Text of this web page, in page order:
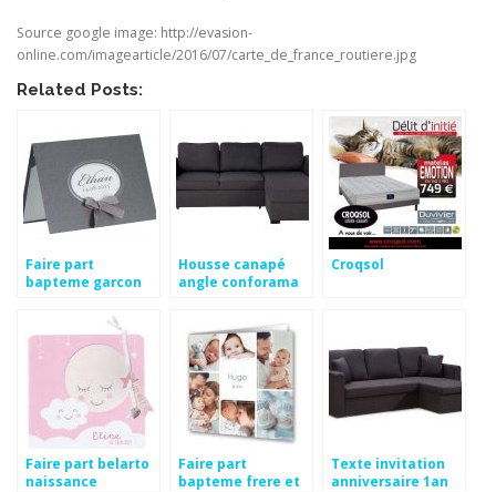
Source google image: http://evasion-
online.com/imagearticle/2016/07/carte_de_france_routiere.jpg
Related Posts:
Faire part
bapteme garcon
Housse canapé
angle conforama
Croqsol
Faire part belarto
naissance
Faire part
bapteme frere et
Texte invitation
anniversaire 1an